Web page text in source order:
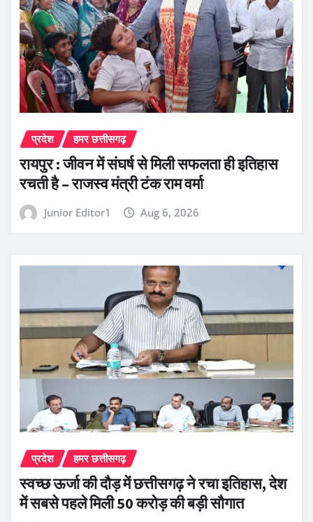
प्रदेश हमर छत्तीसगढ़
रायपुर : जीवन में संघर्ष से मिली सफलता ही इतिहास
रचती है – राजस्व मंत्री टंक राम वर्मा
Junior Editor1 Aug 6, 2026
प्रदेश हमर छत्तीसगढ़
स्वच्छ ऊर्जा की दौड़ में छत्तीसगढ़ ने रचा इतिहास, देश
में सबसे पहले मिली 50 करोड़ की बड़ी सौगात